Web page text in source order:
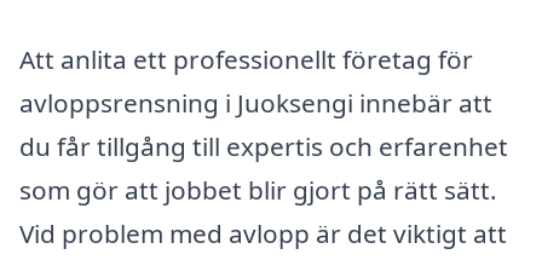
Att anlita ett professionellt företag för
avloppsrensning i Juoksengi innebär att
du får tillgång till expertis och erfarenhet
som gör att jobbet blir gjort på rätt sätt.
Vid problem med avlopp är det viktigt att